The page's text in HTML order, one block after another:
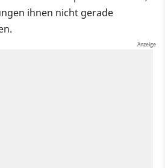
ihnen nicht gerade